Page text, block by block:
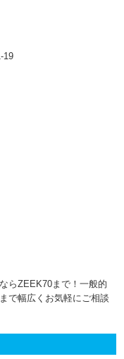
らZEEK70まで！一般的
で幅広くお気軽にご相談